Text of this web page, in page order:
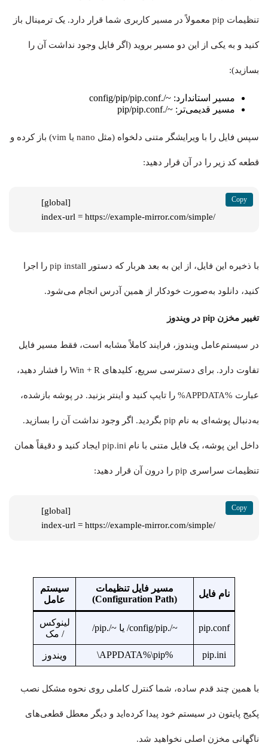
تنظیمات pip معمولاً در مسیر کاربری شما قرار دارد. یک ترمینال باز
کنید و به یکی از این دو مسیر بروید (اگر فایل وجود نداشت آن را
بسازید):
مسیر استاندارد: ~/.config/pip/pip.conf
مسیر قدیمی‌تر: ~/.pip/pip.conf
سپس فایل را با ویرایشگر متنی دلخواه (مثل nano یا vim) باز کرده و
قطعه کد زیر را در آن قرار دهید:
[global]
index-url = https://example-mirror.com/simple/
با ذخیره این فایل، از این به بعد هربار که دستور pip install را اجرا
کنید، دانلود به‌صورت خودکار از همین آدرس انجام می‌شود.
تغییر مخزن pip در ویندوز
در سیستم‌عامل ویندوز، فرایند کاملاً مشابه است، فقط مسیر فایل
تفاوت دارد. برای دسترسی سریع، کلیدهای Win + R را فشار دهید،
عبارت %APPDATA% را تایپ کنید و اینتر بزنید. در پوشه بازشده،
به‌دنبال پوشه‌ای به نام pip بگردید. اگر وجود نداشت آن را بسازید.
داخل این پوشه، یک فایل متنی با نام pip.ini ایجاد کنید و دقیقاً همان
تنظیمات سراسری pip را درون آن قرار دهید:
[global]
index-url = https://example-mirror.com/simple/
نام فایل
مسیر فایل تنظیمات
(Configuration Path)
سیستم
عامل
pip.conf ~/.config/pip/ یا ~/.pip/
لینوکس
/ مک
pip.ini
%APPDATA%\pip\ ویندوز
با همین چند قدم ساده، شما کنترل کاملی روی نحوه مشکل نصب
پکیج پایتون در سیستم خود پیدا کرده‌اید و دیگر معطل قطعی‌های
ناگهانی مخزن اصلی نخواهید شد.